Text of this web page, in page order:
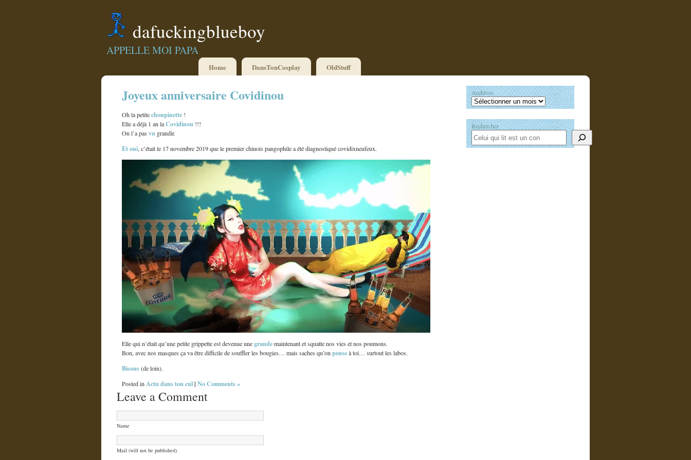
dafuckingblueboy
APPELLE MOI PAPA
Home DansTonCosplay OldStuff
Joyeux anniversaire Covidinou
Oh la petitechoupinette !
Elle a déjà 1 an laCovidinou !!!
On l’a pasvu grandir.
Et oui, c’était le 17 novembre 2019 que le premier chinois pangophile a été diagnostiqué covidixneufeux.
Elle qui n’était qu’une petite grippette est devenue unegrandemaintenant et squatte nos vies et nos poumons.
Bon, avec nos masques ça va être difficile de souffler les bougies… mais saches qu’onpenseà toi… surtout les labos.
Bisous(de loin).
Posted inActu dans ton cul| No Comments »
Leave a Comment
Name
Mail (will not be published)
Archives
Rechercher